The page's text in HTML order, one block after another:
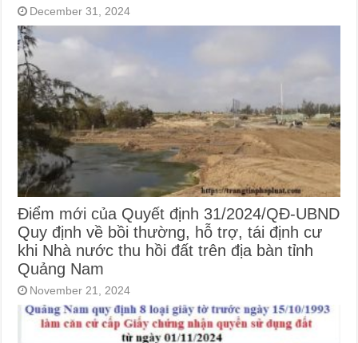
December 31, 2024
Điểm mới của Quyết định 31/2024/QĐ-UBND
Quy định về bồi thường, hỗ trợ, tái định cư
khi Nhà nước thu hồi đất trên địa bàn tỉnh
Quảng Nam
November 21, 2024